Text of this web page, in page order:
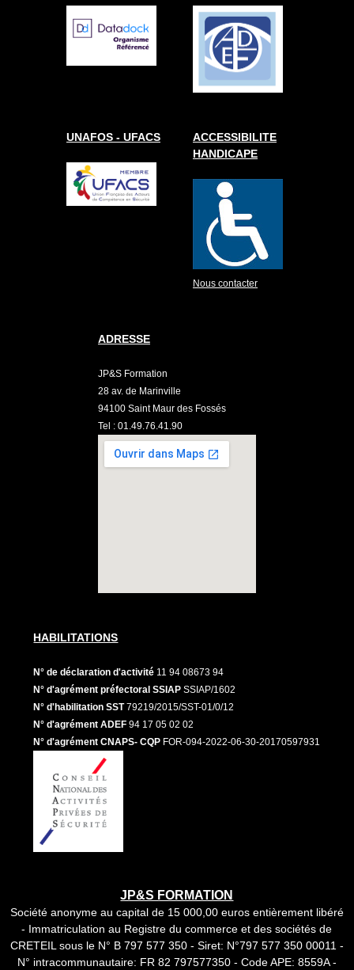
UNAFOS - UFACS
ACCESSIBILITE
HANDICAPE
Nous contacter
ADRESSE
JP&S Formation
28 av. de Marinville
94100 Saint Maur des Fossés
Tel : 01.49.76.41.90
HABILITATIONS
N° de déclaration d'activité 11 94 08673 94
N° d'agrément préfectoral SSIAP SSIAP/1602
N° d'habilitation SST79219/2015/SST-01/0/12
N° d'agrément ADEF 94 17 05 02 02
N° d'agrément CNAPS- CQP FOR-094-2022-06-30-20170597931
JP&S FORMATION
Société anonyme au capital de 15 000,00 euros entièrement libéré
- Immatriculation au Registre du commerce et des sociétés de
CRETEIL sous le N° B 797 577 350 - Siret: N°797 577 350 00011 -
N° intracommunautaire: FR 82 797577350 - Code APE: 8559A -